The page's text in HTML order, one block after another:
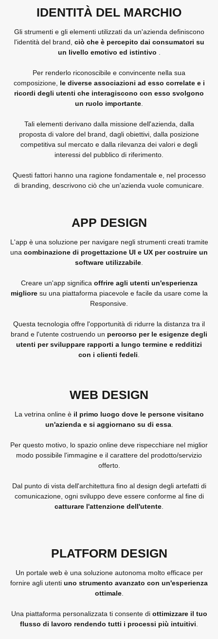
IDENTITÀ DEL MARCHIO
Gli strumenti e gli elementi utilizzati da un'azienda definiscono
l'identità del brand, ciò che è percepito dai consumatori su
un livello emotivo ed istintivo
Per renderlo riconoscibile e convincente nella sua
composizione, le diverse associazioni ad esso correlate e i
ricordi degli utenti che interagiscono con esso svolgono
un ruolo importante
Tali elementi derivano dalla missione dell'azienda, dalla
proposta di valore del brand, dagli obiettivi, dalla posizione
competitiva sul mercato e dalla rilevanza dei valori e degli
interessi del pubblico di riferimento.
Questi fattori hanno una ragione fondamentale e, nel processo
di branding, descrivono ciò che un'azienda vuole comunicare.
APP DESIGN
L'app è una soluzione per navigare negli strumenti creati tramite
una combinazione di progettazione UI e UX per costruire un
software utilizzabile
Creare un'app significa offrire agli utenti un'esperienza
miglioresu una piattaforma piacevole e facile da usare come la
Responsive.
Questa tecnologia offre l'opportunità di ridurre la distanza tra il
brand e l'utente costruendo un percorso per le esigenze degli
utenti per sviluppare rapporti a lungo termine e redditizi
con i clienti fedeli
WEB DESIGN
La vetrina online è il primo luogo dove le persone visitano
un'azienda e si aggiornano su di essa.
Per questo motivo, lo spazio online deve rispecchiare nel miglior
modo possibile l'immagine e il carattere del prodotto/servizio
offerto.
Dal punto di vista dell'architettura fino al design degli artefatti di
comunicazione, ogni sviluppo deve essere conforme al fine di
catturare l'attenzione dell'utente
PLATFORM DESIGN
Un portale web è una soluzione autonoma molto efficace per
fornire agli utenti uno strumento avanzato con un'esperienza
ottimale.
Una piattaforma personalizzata ti consente di ottimizzare il tuo
flusso di lavoro rendendo tutti i processi più intuitivi